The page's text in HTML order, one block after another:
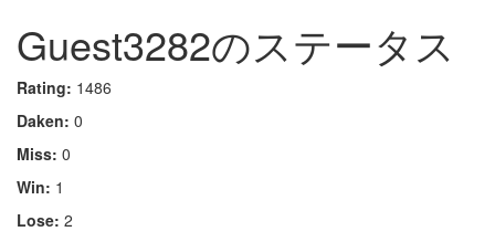
Guest3282のステータス
Rating: 1486
Daken: 0
Miss: 0
Win: 1
Lose: 2